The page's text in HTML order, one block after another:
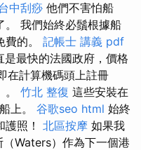
中刮痧 他們不害怕船
。 我們始終必鬚根據船
的。 記帳士 講義 pdf
是最快的法國政府，價格
在計算機碼頭上註冊
。 竹北 整復 這些安裝在
上。 谷歌seo html 始終
照！ 北區按摩 如果我
Waters）作為下一個港